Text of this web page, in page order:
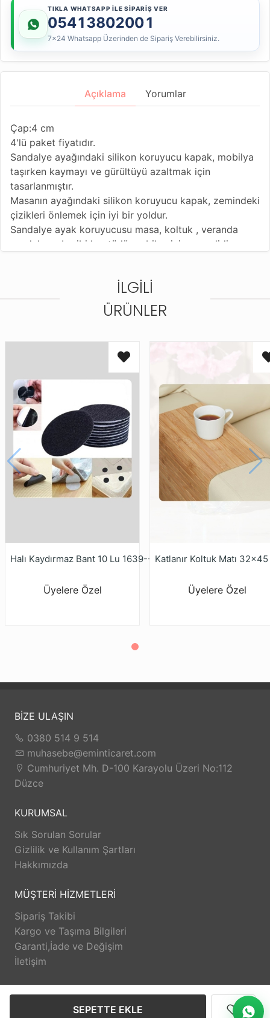
TIKLA WHATSAPP İLE SİPARİŞ VER
05413802001
7x24 Whatsapp Üzerinden de Sipariş Verebilirsiniz.
SEPETTE EKLE
Açıklama Yorumlar
Çap:4 cm
4'lü paket fiyatıdır.
Sandalye ayağındaki silikon koruyucu kapak, mobilya
taşırken kaymayı ve gürültüyü azaltmak için
tasarlanmıştır.
Masanın ayağındaki silikon koruyucu kapak, zemindeki
çizikleri önlemek için iyi bir yoldur.
Sandalye ayak koruyucusu masa, koltuk , veranda
sandalye, vb gibi her türlü mobilya için geçerlidir.
Mobilya ayak koruyucusu, dayanıklı ve kırılması kolay
olmayan silika jelden yapılmıştır.
İLGILI
ÜRÜNLER
Halı Kaydırmaz Bant 10 Lu 1639---
Üyelere Özel
Katlanır Koltuk Matı
Üyelere Özel
BİZE ULAŞIN
0380 514 9 514
muhasebe@eminticaret.com
Cumhuriyet Mh. D-100 Karayolu Üzeri No:112
Düzce
KURUMSAL
Sık Sorulan Sorular
Gizlilik ve Kullanım Şartları
Hakkımızda
MÜŞTERİ HİZMETLERİ
Sipariş Takibi
Kargo ve Taşıma Bilgileri
Garanti,İade ve Değişim
İletişim
@eminzuccaciyeduzce